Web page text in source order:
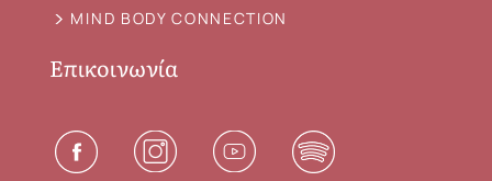
MIND BODY CONNECTION
Επικοινωνία